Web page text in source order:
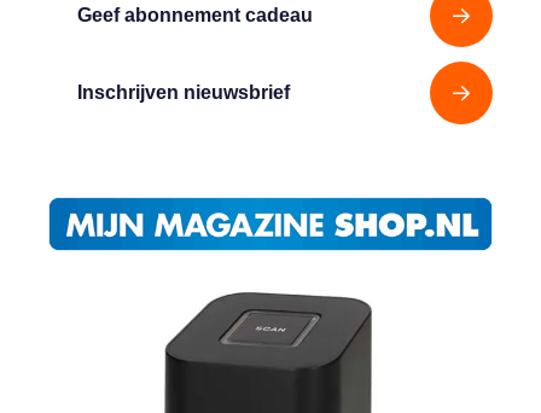
Geef abonnement cadeau
Inschrijven nieuwsbrief